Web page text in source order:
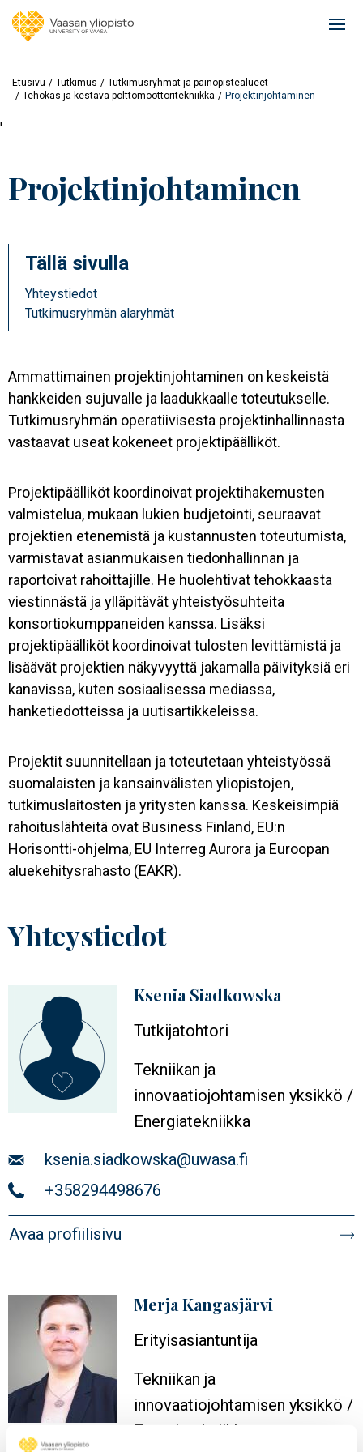
Etusivu Tutkimus
Tutkimusryhmät ja painopistealueet
Tehokas ja kestävä polttomoottoritekniikka
Projektinjohtaminen
'
Projektinjohtaminen
Tällä sivulla
Yhteystiedot
Tutkimusryhmän alaryhmät
Ammattimainen projektinjohtaminen on keskeistä
hankkeiden sujuvalle ja laadukkaalle toteutukselle.
Tutkimusryhmän operatiivisesta projektinhallinnasta
vastaavat useat kokeneet projektipäälliköt.
Projektipäälliköt koordinoivat projektihakemusten
valmistelua, mukaan lukien budjetointi, seuraavat
projektien etenemistä ja kustannusten toteutumista,
varmistavat asianmukaisen tiedonhallinnan ja
raportoivat rahoittajille. He huolehtivat tehokkaasta
viestinnästä ja ylläpitävät yhteistyösuhteita
konsortiokumppaneiden kanssa. Lisäksi
projektipäälliköt koordinoivat tulosten levittämistä ja
lisäävät projektien näkyvyyttä jakamalla päivityksiä eri
kanavissa, kuten sosiaalisessa mediassa,
hanketiedotteissa ja uutisartikkeleissa.
Projektit suunnitellaan ja toteutetaan yhteistyössä
suomalaisten ja kansainvälisten yliopistojen,
tutkimuslaitosten ja yritysten kanssa. Keskeisimpiä
rahoituslähteitä ovat Business Finland, EU:n
Horisontti-ohjelma, EU Interreg Aurora ja Euroopan
aluekehitysrahasto (EAKR).
Yhteystiedot
Profiilikuva Ksenia Siadkowska
Tutkijatohtori
Tekniikan ja
innovaatiojohtamisen yksikkö /
Energiatekniikka
Sähköposti
ksenia.siadkowska@uwasa.fi
Puhelin
+358294498676
Avaa profiilisivu
Profiilikuva Merja Kangasjärvi
Erityisasiantuntija
Tekniikan ja
innovaatiojohtamisen yksikkö /
Energiatekniikka